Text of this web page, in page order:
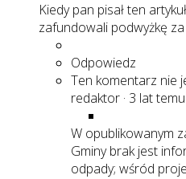
Kiedy pan pisał ten
zafundowali podwyżkę za
Odpowiedz
Ten komentarz nie
redaktor · 3 lat temu
W opublikowanym
Gminy brak jest
odpady; wśród